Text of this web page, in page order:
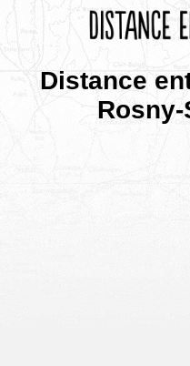
Distance